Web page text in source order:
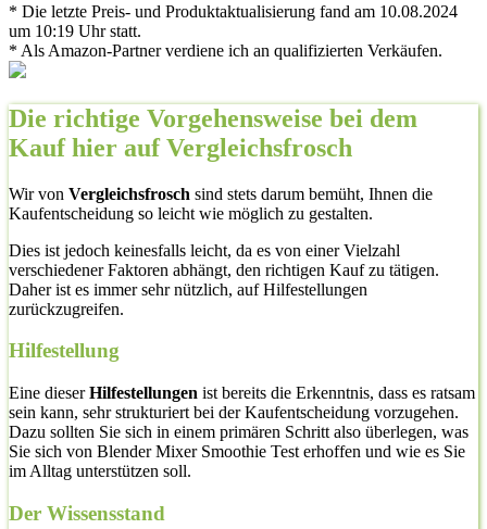
* Die letzte Preis- und Produktaktualisierung fand am 10.08.2024
um 10:19 Uhr statt.
* Als Amazon-Partner verdiene ich an qualifizierten Verkäufen.
Die richtige Vorgehensweise bei dem
Kauf hier auf Vergleichsfrosch
Wir von Vergleichsfrosch sind stets darum bemüht, Ihnen die
Kaufentscheidung so leicht wie möglich zu gestalten.
Dies ist jedoch keinesfalls leicht, da es von einer Vielzahl
verschiedener Faktoren abhängt, den richtigen Kauf zu tätigen.
Daher ist es immer sehr nützlich, auf Hilfestellungen
zurückzugreifen.
Hilfestellung
Eine dieserHilfestellungen ist bereits die Erkenntnis, dass es ratsam
sein kann, sehr strukturiert bei der Kaufentscheidung vorzugehen.
Dazu sollten Sie sich in einem primären Schritt also überlegen, was
Sie sich von Blender Mixer Smoothie Test erhoffen und wie es Sie
im Alltag unterstützen soll.
Der Wissensstand